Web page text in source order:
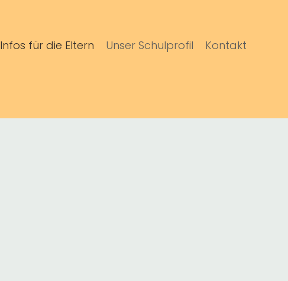
Infos für die Eltern Unser Schulprofil Kontakt